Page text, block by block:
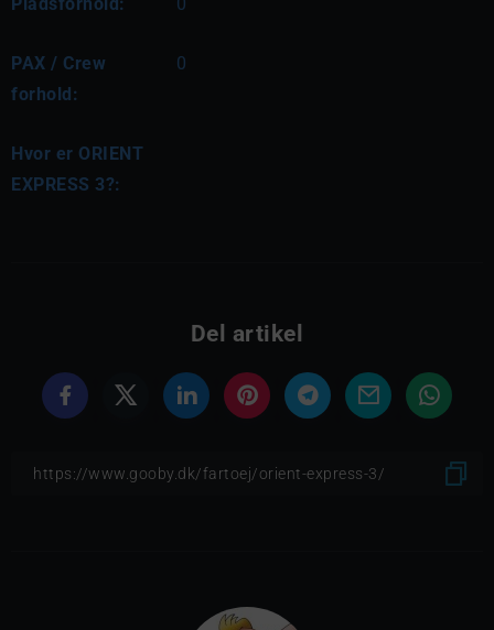
PAX / Crew
forhold:
0
Hvor er ORIENT
EXPRESS 3?:
Del artikel